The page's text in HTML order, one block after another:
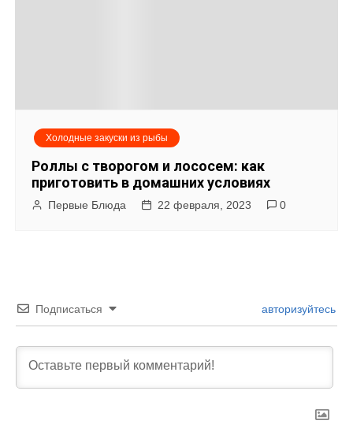
Холодные закуски из рыбы
Роллы с творогом и лососем: как
приготовить в домашних условиях
Первые Блюда 22 февраля, 2023 0
Подписаться авторизуйтесь